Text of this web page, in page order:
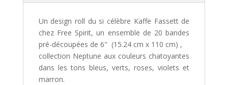
Un design roll du si célèbre Kaffe Fassett de
chez Free Spirit, un ensemble de 20 bandes
pré-découpées de 6" (15.24 cm x 110 cm) ,
collection Neptune aux couleurs chatoyantes
dans les tons bleus, verts, roses, violets et
marron.